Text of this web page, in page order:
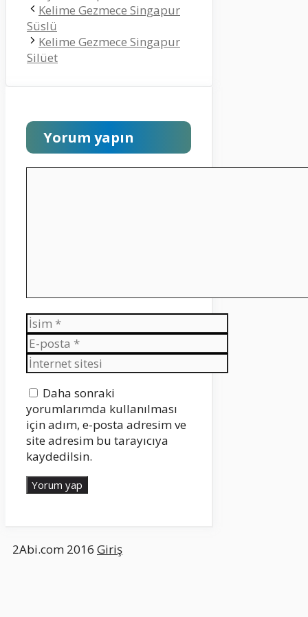
Kelime Gezmece Singapur
Süslü
Kelime Gezmece Singapur
Silüet
Yorum yapın
İsim
E-
posta
İnternet
sitesi
Daha sonraki
yorumlarımda kullanılması
için adım, e-posta adresim ve
site adresim bu tarayıcıya
kaydedilsin.
2Abi.com 2016 Giriş